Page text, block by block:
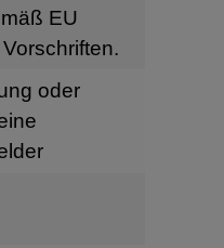
EU
oder